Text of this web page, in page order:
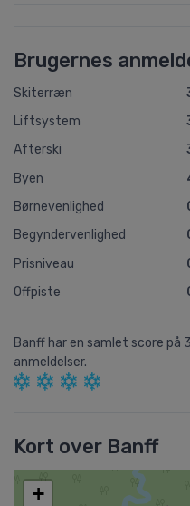
Brugernes
Skiterræn
Liftsystem
Afterski
Byen
Børnevenlighed
Begyndervenlighed
Prisniveau
Offpiste
Banff har en samlet score på
anmeldelser.
Kort over Banff
+